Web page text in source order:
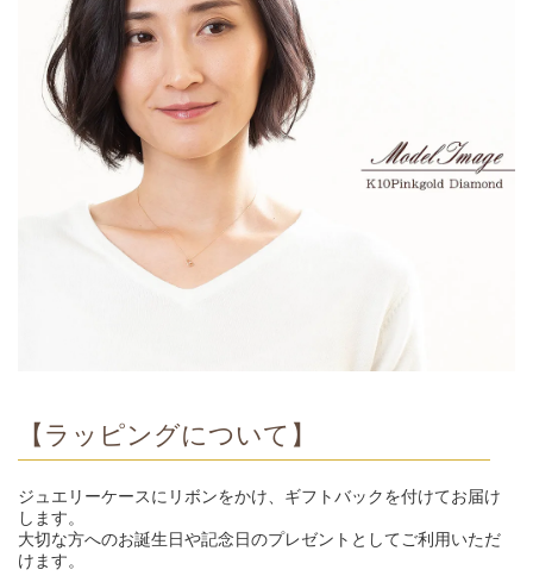
【ラッピングについて】
ジュエリーケースにリボンをかけ、ギフトバックを付けてお届け
します。
大切な方へのお誕生日や記念日のプレゼントとしてご利用いただ
けます。